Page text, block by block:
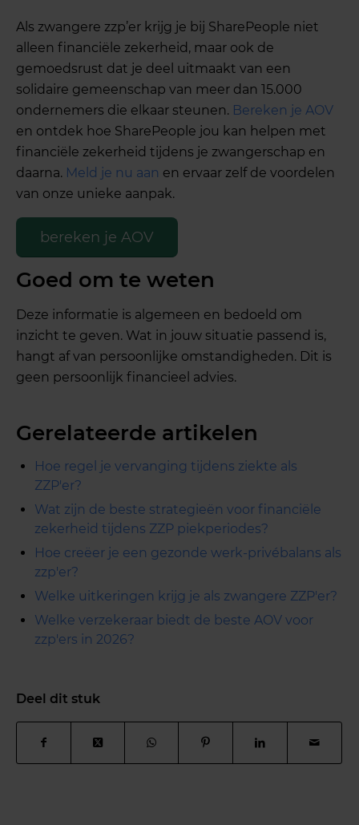
Als zwangere zzp’er krijg je bij SharePeople niet
alleen financiële zekerheid, maar ook de
gemoedsrust dat je deel uitmaakt van een
solidaire gemeenschap van meer dan 15.000
ondernemers die elkaar steunen. Bereken je AOV
en ontdek hoe SharePeople jou kan helpen met
financiële zekerheid tijdens je zwangerschap en
daarna. Meld je nu aan en ervaar zelf de voordelen
van onze unieke aanpak.
bereken je AOV
Goed om te weten
Deze informatie is algemeen en bedoeld om
inzicht te geven. Wat in jouw situatie passend is,
hangt af van persoonlijke omstandigheden. Dit is
geen persoonlijk financieel advies.
Gerelateerde artikelen
Hoe regel je vervanging tijdens ziekte als
ZZP'er?
Wat zijn de beste strategieën voor financiële
zekerheid tijdens ZZP piekperiodes?
Hoe creëer je een gezonde werk-privébalans als
zzp'er?
Welke uitkeringen krijg je als zwangere ZZP'er?
Welke verzekeraar biedt de beste AOV voor
zzp'ers in 2026?
Deel dit stuk